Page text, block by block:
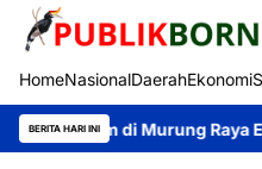
HomeNasionalDaerahEkonomi
BERITA HARI INI
Raya Expo 2026